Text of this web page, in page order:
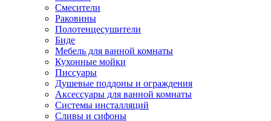
Смесители
Раковины
Полотенцесушители
Биде
Мебель для ванной комнаты
Кухонные мойки
Писсуары
Душевые поддоны и ограждения
Аксессуары для ванной комнаты
Системы инсталляций
Сливы и сифоны